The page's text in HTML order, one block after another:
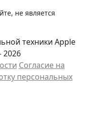
не является
техники Apple
2026
Cогласие на
персональных